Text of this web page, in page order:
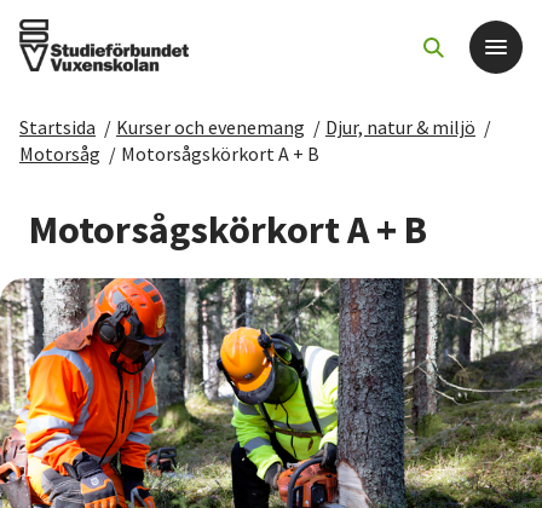
Det här gör vi
För dig som
Sök kurser och evenemang
Om SV
Starta studiecirkel
Cirkelledare
Startsida / Kurser och evenemang / Djur, natur & miljö /
Motorsåg / Motorsågskörkort A + B
Motorsågskörkort A + B